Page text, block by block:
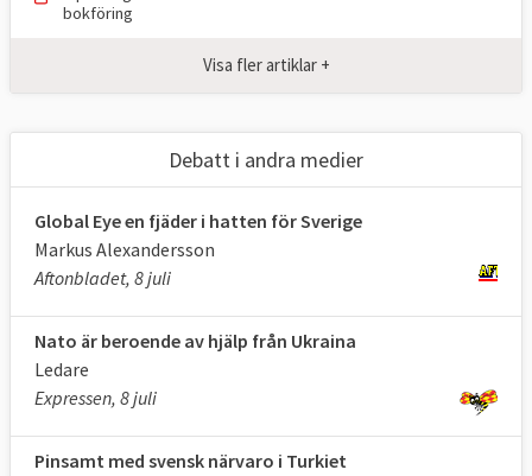
Nato. Med stöd av det så kallade Berlin
plus-avtalet har EU möjlighet att, vid en
Nato självt inte agerar.
bokföring
Visa fler artiklar +
Debatt i andra medier
Global Eye en fjäder i hatten för Sverige
Markus Alexandersson
Aftonbladet, 8 juli
Nato är beroende av hjälp från Ukraina
Ledare
Expressen, 8 juli
Pinsamt med svensk närvaro i Turkiet